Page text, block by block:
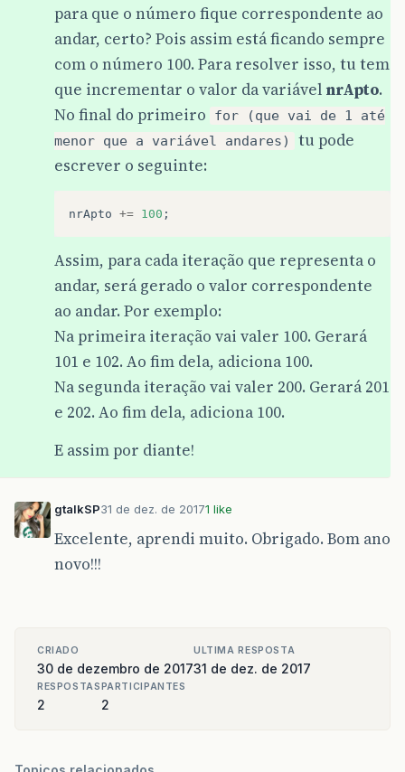
para que o número fique correspondente ao
andar, certo? Pois assim está ficando sempre
com o número 100. Para resolver isso, tu tem
que incrementar o valor da variável nrApto.
No final do primeiro
for (que vai de 1 até
menor que a variável andares)
tu pode
escrever o seguinte:
nrApto += 100 ;
Assim, para cada iteração que representa o
andar, será gerado o valor correspondente
ao andar. Por exemplo:
Na primeira iteração vai valer 100. Gerará
101 e 102. Ao fim dela, adiciona 100.
Na segunda iteração vai valer 200. Gerará 201
e 202. Ao fim dela, adiciona 100.
E assim por diante!
gtalkSP31 de dez. de 20171 like
Excelente, aprendi muito. Obrigado. Bom ano
novo!!!
CRIADO
30 de dezembro de 2017
ULTIMA RESPOSTA
31 de dez. de 2017
RESPOSTAS
2
PARTICIPANTES
2